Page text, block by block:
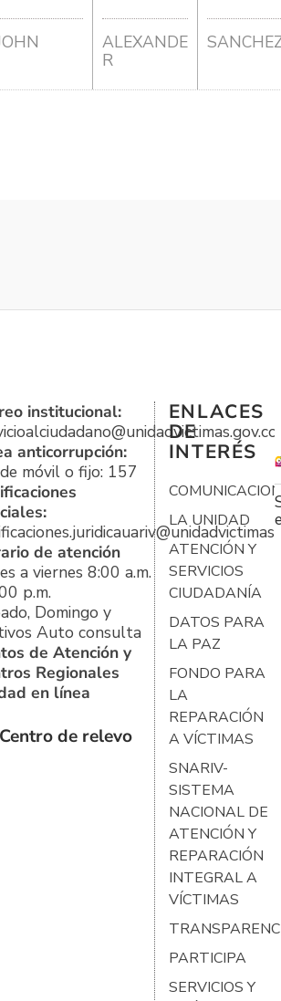
ALEXANDE
R
institucional:
anticorrupción:
móvil o fijo: 157
de atención
a viernes 8:00 a.m.
p.m.
Domingo y
Auto consulta
de Atención y
Regionales
en línea
Centro de relevo
ENLACES
DE
INTERÉS
LA UNIDAD
ATENCIÓN Y
SERVICIOS
CIUDADANÍA
DATOS PARA
LA PAZ
FONDO PARA
LA
REPARACIÓN
A VÍCTIMAS
SNARIV-
SISTEMA
NACIONAL DE
ATENCIÓN Y
REPARACIÓN
INTEGRAL A
VÍCTIMAS
PARTICIPA
SERVICIOS Y